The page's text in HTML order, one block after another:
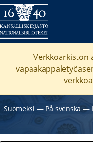
Verkkoarkiston
Suomeksi ― På svenska ―